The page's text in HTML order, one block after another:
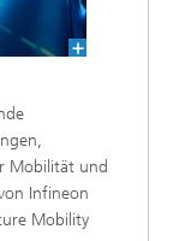
Mobilität und
Infineon
Mobility